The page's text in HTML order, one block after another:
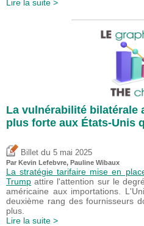
Lire la suite >
La vulnérabilité bilatérale
plus forte aux États-Unis
Billet du 5 mai 2025
Par Kevin Lefebvre, Pauline Wibaux
La stratégie tarifaire mise en
Trump attire l'attention sur le
américaine aux importations.
deuxième rang des fournisseurs
plus.
Lire la suite >